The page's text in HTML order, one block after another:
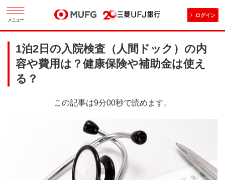
メニュー
ログイン
1泊2日の入院検査（人間ドック）の内
容や費用は？健康保険や補助金は使え
る？
この記事は9分00秒で読めます。